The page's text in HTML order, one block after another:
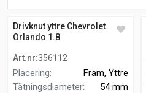
Drivknut yttre Chevrolet
Orlando 1.8
Art.nr:356112
Placering:
Fram, Yttre
Tätningsdiameter:
54 mm